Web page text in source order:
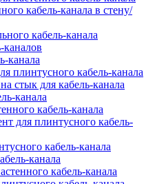
кабель-канала в стену/
кабель-канала
каналов
канала
плинтусного кабель-канала
стык для кабель-канала
канала
кабель-канала
для плинтусного кабель-
кабель-канала
канала
кабель-канала